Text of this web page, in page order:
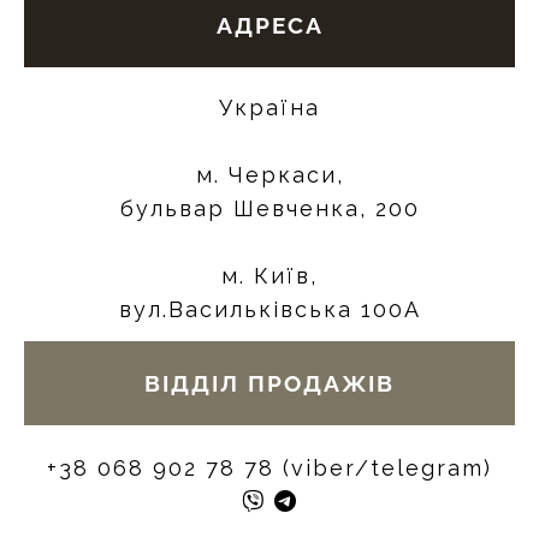
АДРЕСА
Україна
м. Черкаси,
бульвар Шевченка, 200
м. Київ,
вул.Васильківська 100А
ВІДДІЛ ПРОДАЖІВ
+38 068 902 78 78 (viber/telegram)